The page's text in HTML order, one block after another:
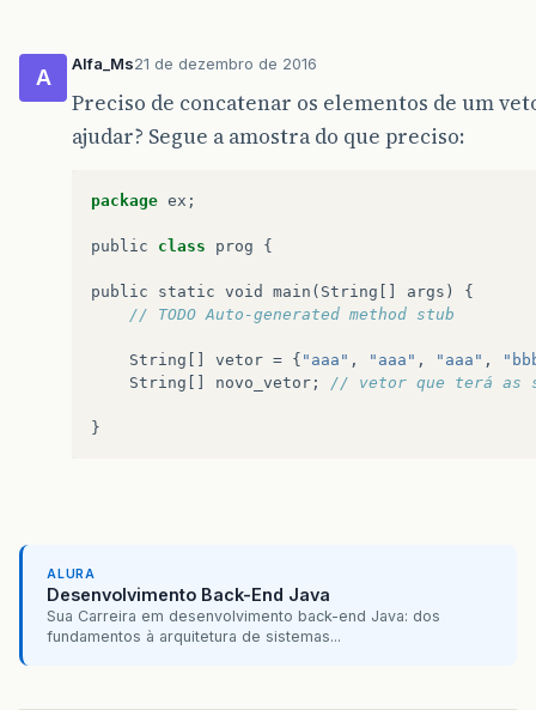
A
Alfa_Ms21 de dezembro de 2016
Preciso de concatenar os elementos de um
ajudar? Segue a amostra do que preciso:
package ex ;
public class prog {
public static void main ( String args )
{
// TODO Auto-generated method stub
String vetor = { "aaa" , "aaa" , "aaa" ,
String
novo_vetor ; // vetor que terá as
}
ALURA
Desenvolvimento Back-End Java
Sua Carreira em desenvolvimento back-end Java: dos
fundamentos à arquitetura de sistemas...